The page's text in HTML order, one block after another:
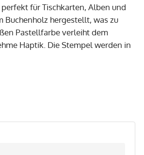
für Tischkarten, Alben und
Buchenholz hergestellt, was zu
Pastellfarbe verleiht dem
Haptik. Die Stempel werden in